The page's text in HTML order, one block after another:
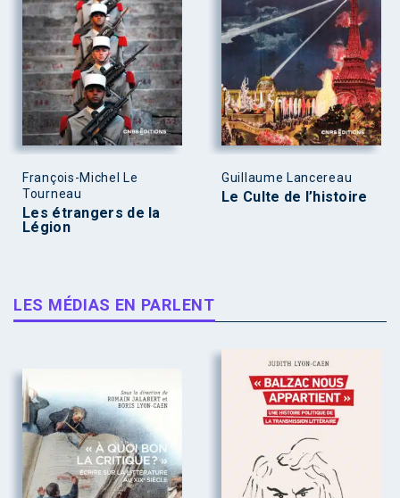
François-Michel Le
Tourneau
Les étrangers de la
Légion
Guillaume Lancereau
Le Culte de l’histoire
LES MÉDIAS EN PARLENT